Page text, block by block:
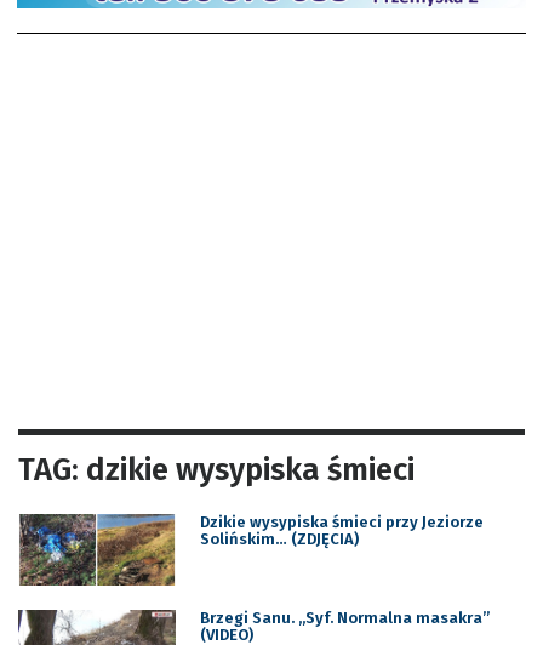
TAG: dzikie wysypiska śmieci
Dzikie wysypiska śmieci przy Jeziorze
Solińskim… (ZDJĘCIA)
Brzegi Sanu. „Syf. Normalna masakra”
(VIDEO)